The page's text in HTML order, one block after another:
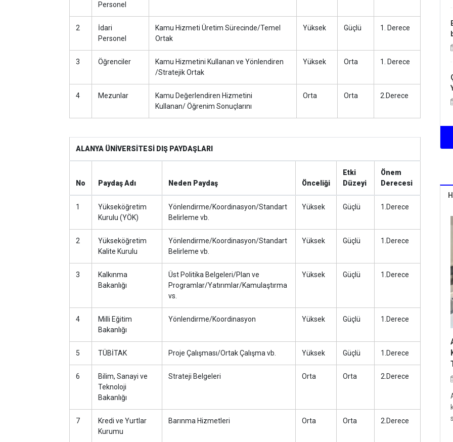
Personel
2
İdari
Personel
Kamu Hizmeti Üretim Sürecinde/Temel
Ortak
Yüksek Güçlü 1. Derece
3 Öğrenciler
Kamu Hizmetini Kullanan ve Yönlendiren
/Stratejik Ortak
Yüksek Orta 1. Derece
4 Mezunlar
Kamu Değerlendiren Hizmetini
Kullanan/ Öğrenim Sonuçlarını
Orta Orta 2.Derece
ALANYA ÜNİVERSİTESİ DIŞ PAYDAŞLARI
No Paydaş Adı Neden Paydaş Önceliği
Etki
Düzeyi
Önem
Derecesi
1
Yükseköğretim
Kurulu (YÖK)
Yönlendirme/Koordinasyon/Standart
Belirleme vb.
Yüksek Güçlü 1.Derece
2
Yükseköğretim
Kalite Kurulu
Yönlendirme/Koordinasyon/Standart
Belirleme vb.
Yüksek Güçlü 1.Derece
3
Kalkınma
Bakanlığı
Üst Politika Belgeleri/Plan ve
Programlar/Yatırımlar/Kamulaştırma
vs.
Yüksek Güçlü 1.Derece
4
Milli Eğitim
Bakanlığı
Yönlendirme/Koordinasyon Yüksek Güçlü 1.Derece
5 TÜBİTAK Proje Çalışması/Ortak Çalışma vb. Yüksek Güçlü 1.Derece
6
Bilim, Sanayi ve
Teknoloji
Bakanlığı
Strateji Belgeleri Orta Orta 2.Derece
7
Kredi ve Yurtlar
Kurumu
Barınma Hizmetleri Orta Orta 2.Derece